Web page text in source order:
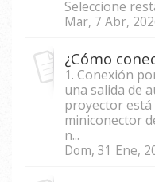
Seleccione
Mar, 7 Abr,
1. Conexión
una salida de
proyector
miniconector
n...
Dom, 31 Ene,